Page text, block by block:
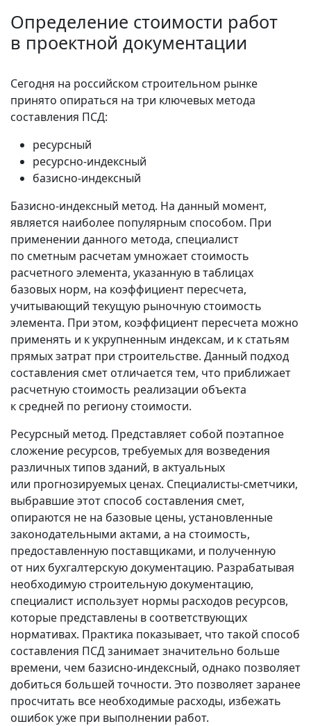
Определение стоимости работ
в проектной документации
Сегодня на российском строительном рынке
принято опираться на три ключевых метода
составления ПСД:
ресурсный
ресурсно‑индексный
базисно‑индексный
Базисно‑индексный метод. На данный момент,
является наиболее популярным способом. При
применении данного метода, специалист
по сметным расчетам умножает стоимость
расчетного элемента, указанную в таблицах
базовых норм, на коэффициент пересчета,
учитывающий текущую рыночную стоимость
элемента. При этом, коэффициент пересчета можно
применять и к укрупненным индексам, и к статьям
прямых затрат при строительстве. Данный подход
составления смет отличается тем, что приближает
расчетную стоимость реализации объекта
к средней по региону стоимости.
Ресурсный метод. Представляет собой поэтапное
сложение ресурсов, требуемых для возведения
различных типов зданий, в актуальных
или прогнозируемых ценах. Специалисты‑сметчики,
выбравшие этот способ составления смет,
опираются не на базовые цены, установленные
законодательными актами, а на стоимость,
предоставленную поставщиками, и полученную
от них бухгалтерскую документацию. Разрабатывая
необходимую строительную документацию,
специалист использует нормы расходов ресурсов,
которые представлены в соответствующих
нормативах. Практика показывает, что такой способ
составления ПСД занимает значительно больше
времени, чем базисно‑индексный, однако позволяет
добиться большей точности. Это позволяет заранее
просчитать все необходимые расходы, избежать
ошибок уже при выполнении работ.